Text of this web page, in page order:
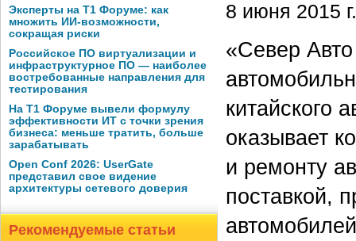
Эксперты на Т1 Форуме: как
множить ИИ-возможности,
сокращая риски
Российское ПО виртуализации и
инфраструктурное ПО — наиболее
востребованные направления для
тестирования
На Т1 Форуме вывели формулу
эффективности ИТ с точки зрения
бизнеса: меньше тратить, больше
зарабатывать
Open Conf 2026: UserGate
представил свое видение
архитектуры сетевого доверия
Рекомендуемые статьи
8 июня 2015 г.
«Север
китайского
оказывает
и ремонту
поставкой,